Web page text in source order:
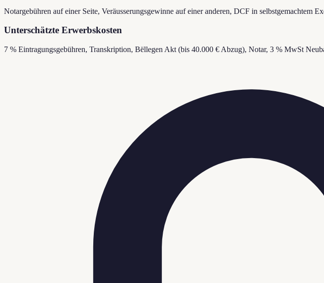
Notargebühren auf einer Seite, Veräusserungsgewinne auf einer anderen, DCF in selbstgemachtem
Unterschätzte Erwerbskosten
7 % Eintragungsgebühren, Transkription, Bëllegen Akt (bis 40.000 € Abzug), Notar, 3 % MwSt